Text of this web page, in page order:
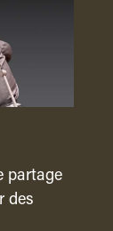
partage
des